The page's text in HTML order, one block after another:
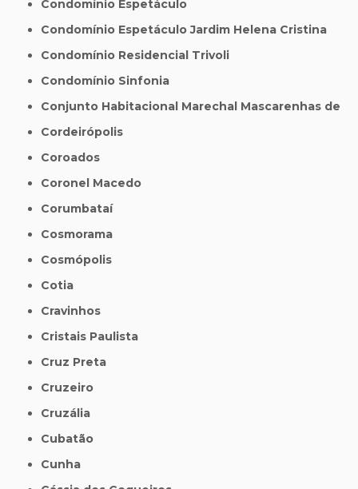
Condomínio Espetáculo
Condomínio Espetáculo Jardim Helena Cristina
Condomínio Residencial Trivoli
Condomínio Sinfonia
Conjunto Habitacional Marechal Mascarenhas de
Cordeirópolis
Coroados
Coronel Macedo
Corumbataí
Cosmorama
Cosmópolis
Cotia
Cravinhos
Cristais Paulista
Cruz Preta
Cruzeiro
Cruzália
Cubatão
Cunha